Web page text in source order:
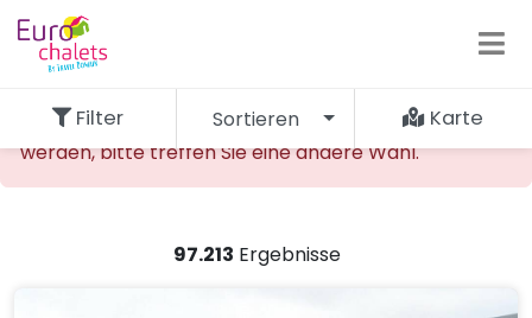
Die gewünschte Unterkunft kann nicht gefunden
werden, bitte treffen Sie eine andere Wahl.
97.213 Ergebnisse
Filter Sortieren Karte